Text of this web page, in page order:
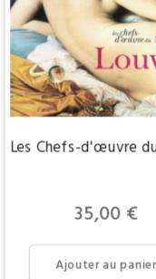
Les Chefs-d'œuvre du
Prix
35,00 €
Ajouter au panier